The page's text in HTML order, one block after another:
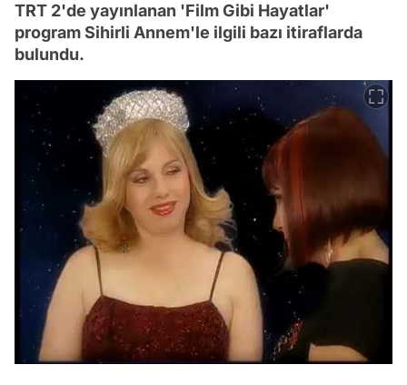
TRT 2'de yayınlanan 'Film Gibi Hayatlar'
program Sihirli Annem'le ilgili bazı itiraflarda
bulundu.